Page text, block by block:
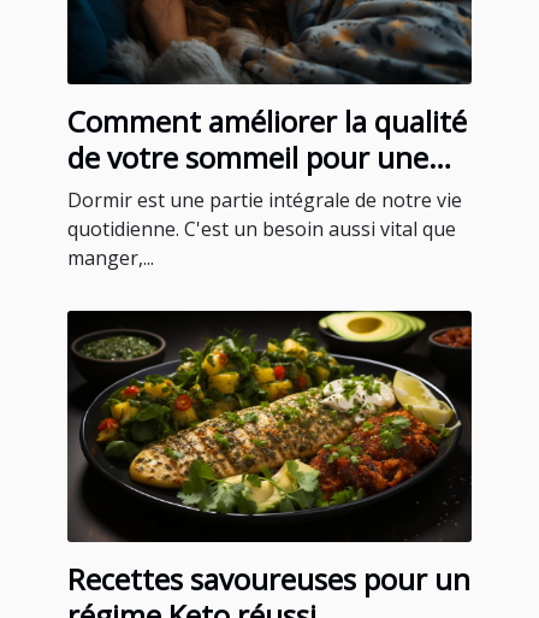
Comment améliorer la qualité
de votre sommeil pour une
meilleure santé
Dormir est une partie intégrale de notre vie
quotidienne. C'est un besoin aussi vital que
manger,...
Recettes savoureuses pour un